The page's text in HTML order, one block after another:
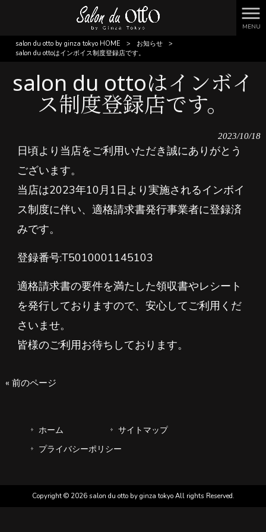
MENU
salon du otto by ginza tokyo HOME > お知らせ
>
salon du ottoはインボイス制度登録店です。
salon du ottoはインボイ
ス制度登録店です。
2023/10/18
日頃より当店をご利用いただき誠にありがとう
ございます。
当店は2023年10月1日より実施されるインボイ
ス制度に伴い、適格請求書発行事業者に登録済
みです。
登録番号:T5010001145103
適格請求書の要件を満たした領収書やレシート
を発行しておりますので、安心してご利用くだ
さいませ。
皆様のご利用お待ちしております。
« 前のページ
ホーム
サイトマップ
プライバシーポリシー
Copyright © 2026 salon du otto by ginza tokyo All rights Reserved.